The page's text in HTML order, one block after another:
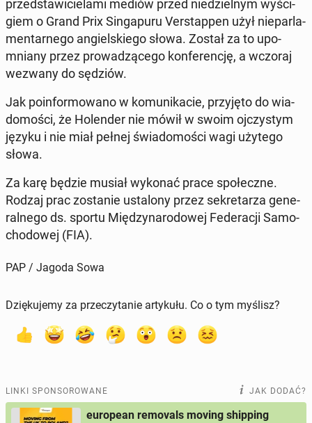
przed­sta­wi­cie­la­mi mediów przed nie­dziel­nym wy­ści­
giem o Grand Prix Sin­ga­pu­ru Ver­stap­pen użył nie­par­la­
men­tar­ne­go an­giel­skie­go słowa. Został za to upo­
mnia­ny przez pro­wa­dzą­ce­go kon­fe­ren­cję, a wczoraj
wezwany do sędziów.
Jak po­in­for­mo­wa­no w ko­mu­ni­ka­cie, przy­ję­to do wia­
do­mo­ści, że Ho­len­der nie mówił w swoim oj­czy­stym
języku i nie miał pełnej świa­do­mo­ści wagi użytego
słowa.
Za karę będzie musiał wykonać prace spo­łecz­ne.
Rodzaj prac zo­sta­nie usta­lo­ny przez se­kre­ta­rza ge­ne­
ral­ne­go ds. sportu Mię­dzy­na­ro­do­wej Fe­de­ra­cji Sa­mo­
cho­do­wej (FIA).
PAP / Jagoda Sowa
Dziękujemy za przeczytanie artykułu. Co o tym myślisz?
LINKI SPONSOROWANE JAK DODAĆ?
european removals moving shipping